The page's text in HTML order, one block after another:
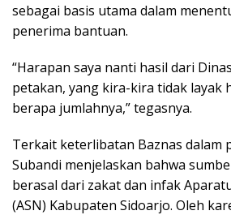
sebagai basis utama dalam
penerima bantuan.
“Harapan saya nanti hasil dari
petakan, yang kira-kira tidak layak
berapa jumlahnya,” tegasnya.
Terkait keterlibatan Baznas dalam
Subandi menjelaskan bahwa
berasal dari zakat dan infak
(ASN) Kabupaten Sidoarjo. Oleh